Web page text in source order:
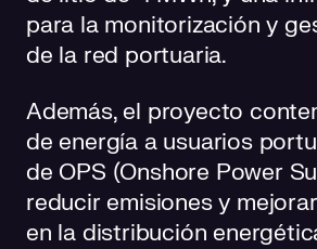
para la monitorización y
de la red portuaria.
Además, el proyecto
de energía a usuarios
de OPS (Onshore Power
reducir emisiones y
en la distribución